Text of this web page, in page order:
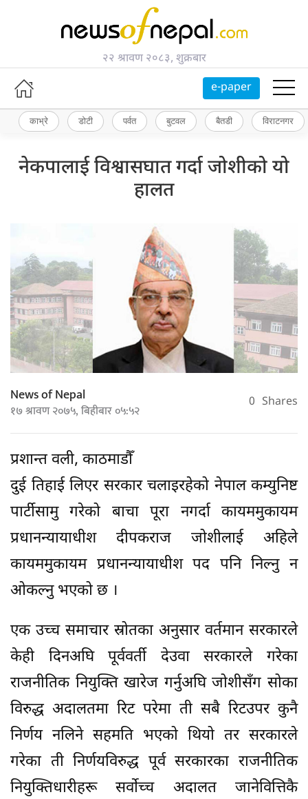
२२ श्रावण २०८३, शुक्रबार
e-paper
काभ्रे डोटी पर्वत बुटवल बैतडी विराटनगर
नेकपालाई विश्वासघात गर्दा जोशीको यो
हालत
News of Nepal
१७ श्रावण २०७५, बिहीबार ०५:५२ 0 Shares
प्रशान्त वली, काठमाडौँ
दुई तिहाई लिएर सरकार चलाइरहेको नेपाल कम्युनिष्ट
पार्टीसामु गरेको बाचा पूरा नगर्दा कायममुकायम
प्रधानन्यायाधीश दीपकराज जोशीलाई अहिले
कायममुकायम प्रधानन्यायाधीश पद पनि निल्नु न
ओकल्नु भएको छ ।
एक उच्च समाचार स्रोतका अनुसार वर्तमान सरकारले
केही दिनअघि पूर्ववर्ती देउवा सरकारले गरेका
राजनीतिक नियुक्ति खारेज गर्नुअघि जोशीसँग सोका
विरुद्ध अदालतमा रिट परेमा ती सबै रिटउपर कुनै
निर्णय नलिने सहमति भएको थियो तर सरकारले
गरेका ती निर्णयविरुद्ध पूर्व सरकारका राजनीतिक
नियुक्तिधारीहरू सर्वाेच्च अदालत जानेवित्तिकै